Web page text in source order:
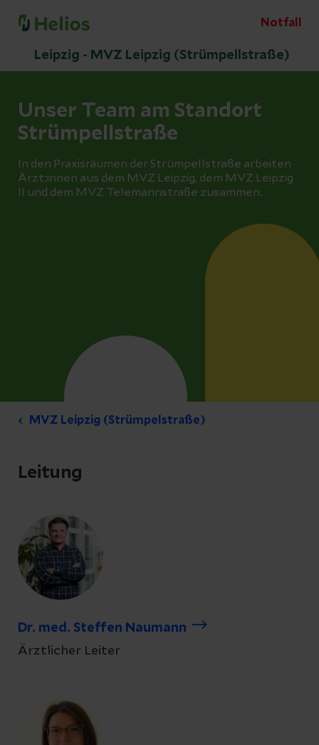
Notfall
Leipzig - MVZ Leipzig (Strümpellstraße)
Unser Team am Standort
Strümpellstraße
In den Praxisräumen der Strümpellstraße arbeiten
Ärzt:innen aus dem MVZ Leipzig, dem MVZ Leipzig
II und dem MVZ Telemannstraße zusammen.
MVZ Leipzig (Strümpelstraße)
Leitung
Dr. med. Steffen Naumann
Ärztlicher Leiter